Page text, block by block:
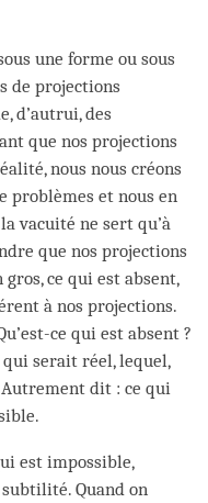
une forme ou sous
de projections
d’autrui, des
que nos projections
nous nous créons
problèmes et nous en
vacuité ne sert qu’à
que nos projections
ce qui est absent,
à nos projections.
ce qui est absent ?
qui serait réel, lequel,
Autrement dit : ce qui
est impossible,
Quand on